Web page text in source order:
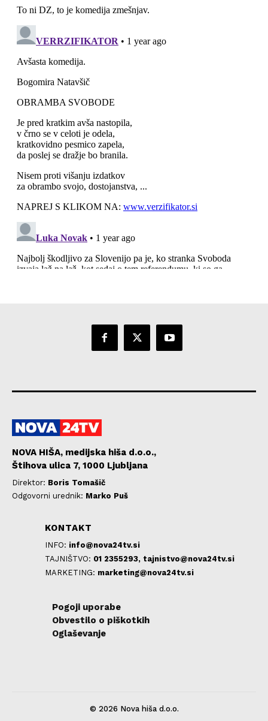
NOVA HIŠA, medijska hiša d.o.o.,
Štihova ulica 7, 1000 Ljubljana
Direktor: Boris Tomašič
Odgovorni urednik: Marko Puš
KONTAKT
INFO: info@nova24tv.si
TAJNIŠTVO: 01 2355293, tajnistvo@nova24tv.si
MARKETING: marketing@nova24tv.si
Pogoji uporabe
Obvestilo o piškotkih
Oglaševanje
© 2026 Nova hiša d.o.o.